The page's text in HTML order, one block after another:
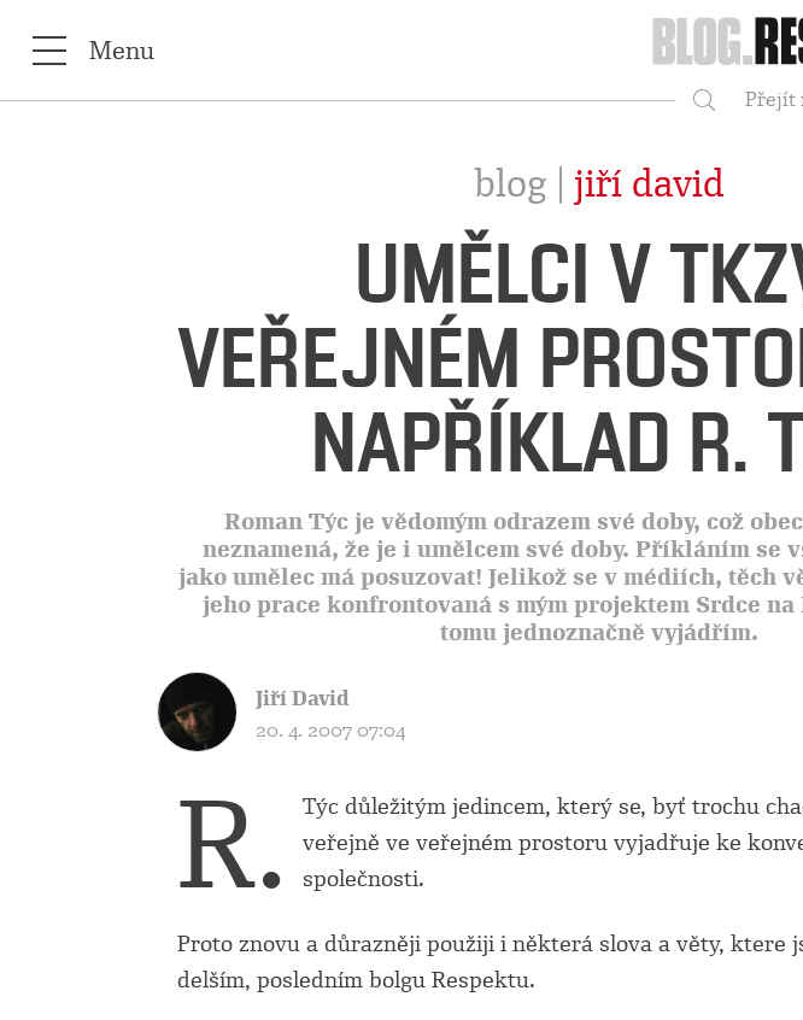
Menu
Přejít
blog | jiří david
UMĚLCI V
VEŘEJNÉM
NAPŘÍKLAD R.
Roman Týc je vědomým odrazem své doby, což
neznamená, že je i umělcem své doby. Příkláním se
jako umělec má posuzovat! Jelikož se v médiích, těch
jeho prace konfrontovaná s mým projektem Srdce
tomu jednoznačně vyjádřím.
Jiří David
20. 4. 2007 07:04
R.
Týc důležitým jedincem, který se, byť trochu
veřejně ve veřejném prostoru vyjadřuje ke
společnosti.
Proto znovu a důrazněji použiji i některá slova a věty, ktere
delším, posledním bolgu Respektu.